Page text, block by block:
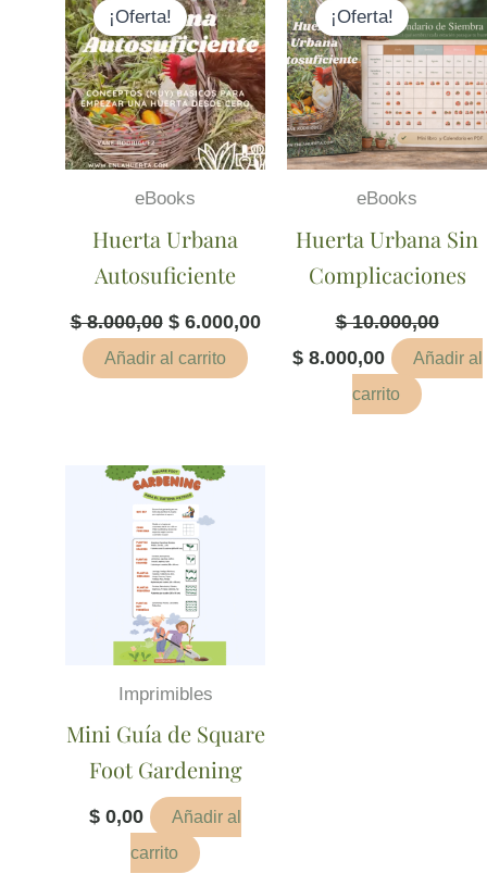
¡Oferta!
eBooks
Huerta Urbana
Autosuficiente
$8.000,00
precio
original
era:
$ 8.000,00.
$6.000,00
precio
actual
es:
$ 6.000,00.
Añadir al carrito
¡Oferta!
eBooks
Huerta Urbana Sin
Complicaciones
$10.000,00
precio
original
era:
$ 10.000,00.
$8.000,00
precio
actual
es:
$ 8.000,00.
Añadir al
carrito
Imprimibles
Mini Guía de Square
Foot Gardening
$ 0,00
Añadir al
carrito